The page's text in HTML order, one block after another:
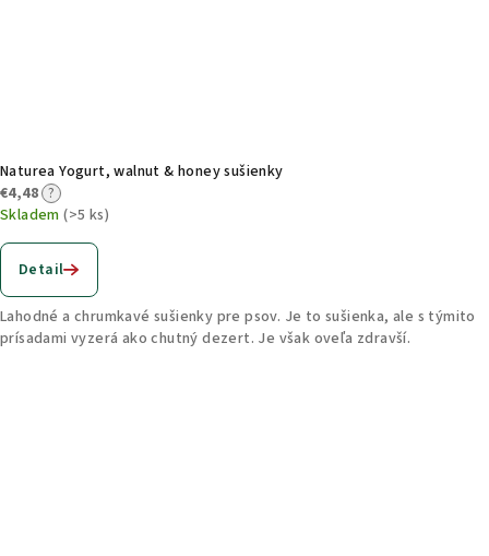
Naturea Yogurt, walnut & honey sušienky
€4,48 ?
Skladem(>5 ks)
Detail
Lahodné a chrumkavé sušienky pre psov. Je to sušienka, ale s týmito
prísadami vyzerá ako chutný dezert. Je však oveľa zdravší.